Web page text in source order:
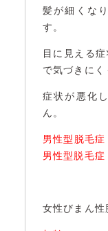
髪が細くな
す。
目に見える
で気づきにく
症状が悪化
ん。
男性型脱毛
男性型脱毛症
女性びまん性